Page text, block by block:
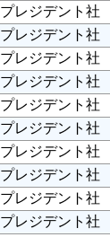
プレジデント社
プレジデント社
プレジデント社
プレジデント社
プレジデント社
プレジデント社
プレジデント社
プレジデント社
プレジデント社
プレジデント社